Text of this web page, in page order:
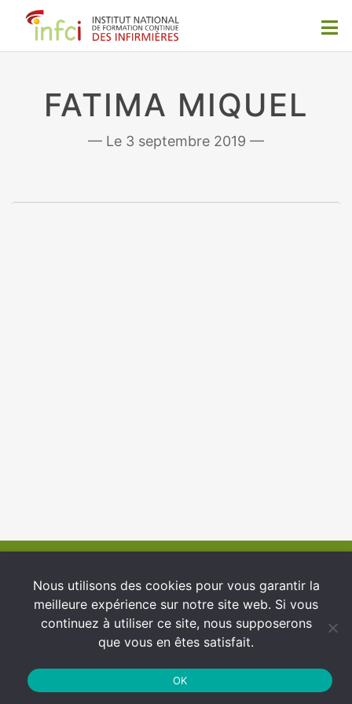
FATIMA MIQUEL
3 septembre 2019
Nous utilisons des cookies pour vous garantir la
meilleure expérience sur notre site web. Si vous
continuez à utiliser ce site, nous supposerons
que vous en êtes satisfait.
OK
Conditions générales d’utilisation
Protection des Données